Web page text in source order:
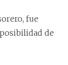
fue
de